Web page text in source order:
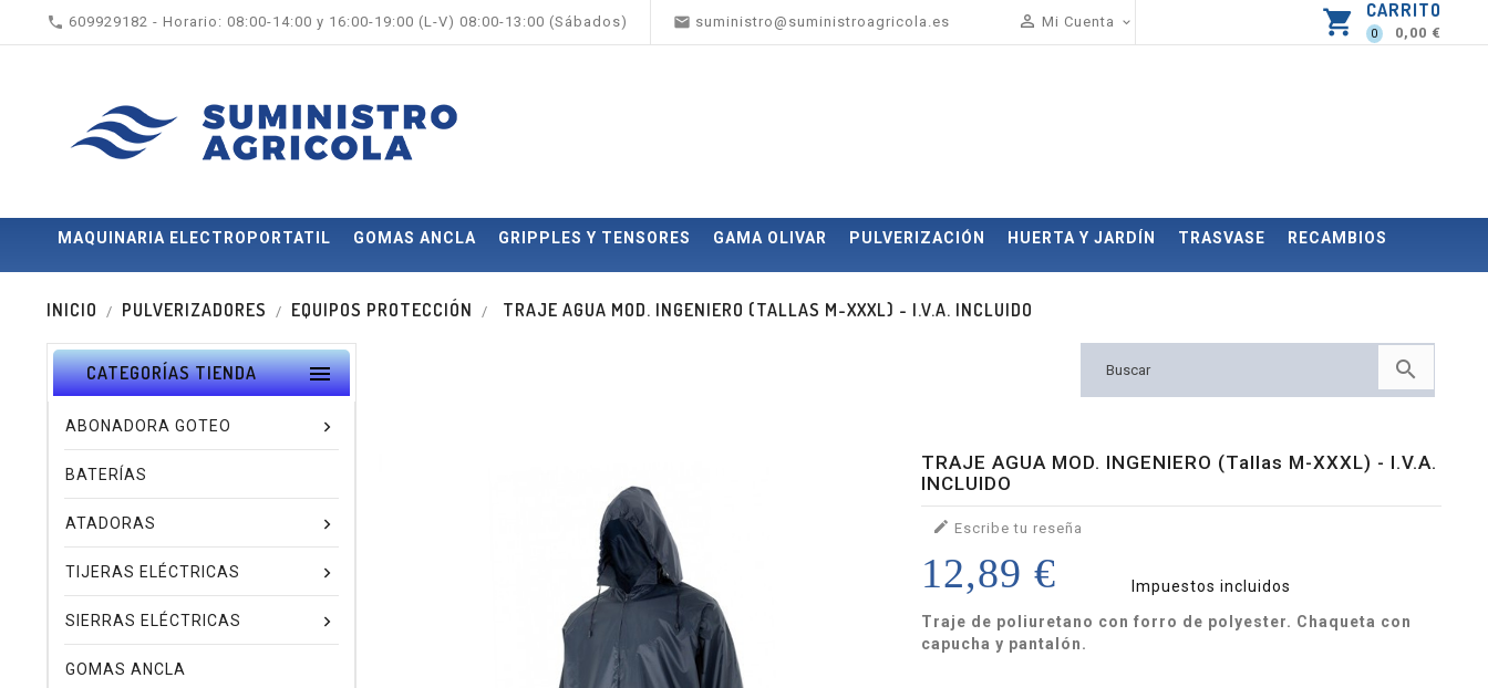
 609929182 - Horario: 08:00-14:00 y 16:00-19:00 (L-V) 08:00-13:00 (Sábados)  suministro@suministroagricola.es  Mi Cuenta  shopping_cart CARRITO
0 0,00 €
MAQUINARIA ELECTROPORTATIL GOMAS ANCLA GRIPPLES Y TENSORES GAMA OLIVAR PULVERIZACIÓN HUERTA Y JARDÍN TRASVASE RECAMBIOS
INICIO PULVERIZADORES EQUIPOS PROTECCIÓN TRAJE AGUA MOD. INGENIERO (TALLAS M-XXXL) - I.V.A. INCLUIDO
CATEGORÍAS TIENDA 
ABONADORA GOTEO
BATERÍAS
ATADORAS
TIJERAS ELÉCTRICAS
SIERRAS ELÉCTRICAS
GOMAS ANCLA

TRAJE AGUA MOD. INGENIERO (Tallas M-XXXL) - I.V.A.
INCLUIDO
 Escribe tu reseña
12,89 €
Impuestos incluidos
Traje de poliuretano con forro de polyester. Chaqueta con
capucha y pantalón.